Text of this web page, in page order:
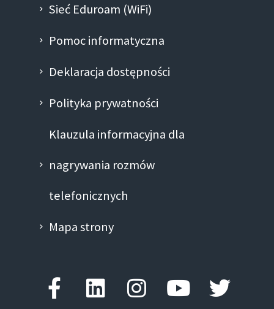
Sieć Eduroam (WiFi)
Pomoc informatyczna
Deklaracja dostępności
Polityka prywatności
Klauzula informacyjna dla
nagrywania rozmów
telefonicznych
Mapa strony
f